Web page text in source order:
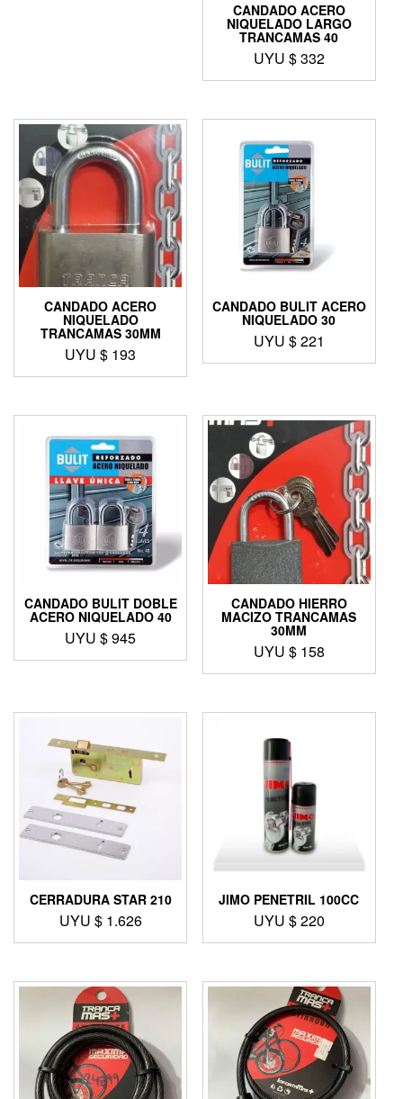
CANDADO ACERO
NIQUELADO LARGO
TRANCAMAS 40
UYU $332
CANDADO ACERO
NIQUELADO
TRANCAMAS 30MM
UYU $ 193
CANDADO BULIT ACERO
NIQUELADO 30
UYU $221
CANDADO BULIT DOBLE
ACERO NIQUELADO 40
UYU $945
CANDADO HIERRO
MACIZO TRANCAMAS
30MM
UYU $ 158
CERRADURA STAR 210
UYU $ 1.626
JIMO PENETRIL 100CC
UYU $220